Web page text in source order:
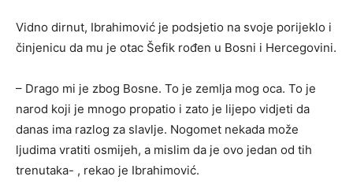
Vidno dirnut, Ibrahimović je podsjetio na svoje porijeklo i
činjenicu da mu je otac Šefik rođen u Bosni i Hercegovini.
– Drago mi je zbog Bosne. To je zemlja mog oca. To je
narod koji je mnogo propatio i zato je lijepo vidjeti da
danas ima razlog za slavlje. Nogomet nekada može
ljudima vratiti osmijeh, a mislim da je ovo jedan od tih
trenutaka- , rekao je Ibrahimović.